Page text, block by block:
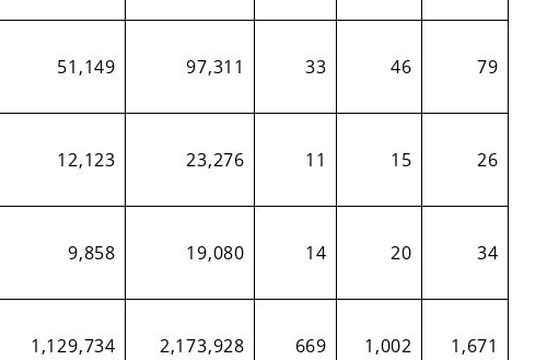
51,149 97,311 33 46 79
12,123 23,276 11 15 26
9,858 19,080 14 20 34
1,129,734 2,173,928 669 1,002 1,671